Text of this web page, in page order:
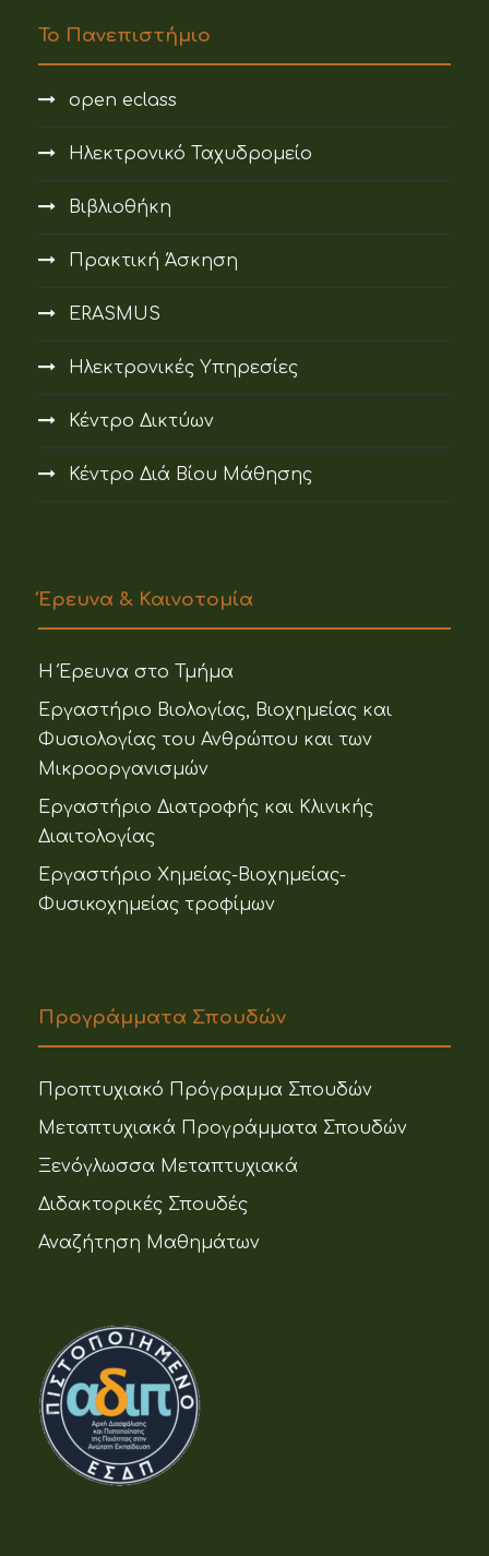
Το Πανεπιστήμιο
open eclass
Ηλεκτρονικό Ταχυδρομείο
Βιβλιοθήκη
Πρακτική Άσκηση
ERASMUS
Ηλεκτρονικές Υπηρεσίες
Κέντρο Δικτύων
Κέντρο Διά Βίου Μάθησης
Έρευνα & Καινοτομία
Η Έρευνα στο Τμήμα
Εργαστήριο Βιολογίας, Βιοχημείας και
Φυσιολογίας του Ανθρώπου και των
Μικροοργανισμών
Εργαστήριο Διατροφής και Κλινικής
Διαιτολογίας
Εργαστήριο Χημείας-Βιοχημείας-
Φυσικοχημείας τροφίμων
Προγράμματα Σπουδών
Προπτυχιακό Πρόγραμμα Σπουδών
Μεταπτυχιακά Προγράμματα Σπουδών
Ξενόγλωσσα Μεταπτυχιακά
Διδακτορικές Σπουδές
Αναζήτηση Μαθημάτων